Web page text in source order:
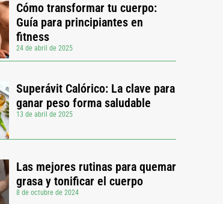
Cómo transformar tu cuerpo:
Guía para principiantes en
fitness
24 de abril de 2025
Superávit Calórico: La clave para
ganar peso forma saludable
13 de abril de 2025
Las mejores rutinas para quemar
grasa y tonificar el cuerpo
8 de octubre de 2024